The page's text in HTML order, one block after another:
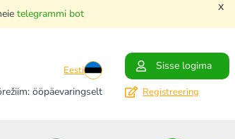
telegrammi bot x
Eesti
Sisse logima
ööpäevaringselt
Registreering